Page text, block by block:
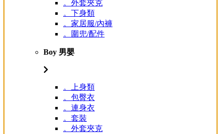
。外套夾克
。下身類
。家居服/內褲
。圍兜/配件
Boy 男嬰
。上身類
。包臀衣
。連身衣
。套裝
。外套夾克